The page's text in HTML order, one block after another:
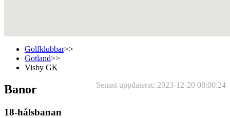
Golfklubbar>>
Gotland>>
Visby GK
Senast uppdaterat: 2023-12-20 08:00:24
Banor
18-hålsbanan